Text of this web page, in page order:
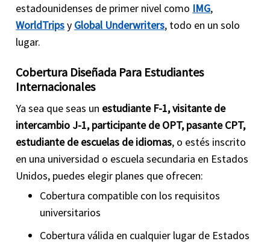
estadounidenses de primer nivel como IMG,
WorldTripsy Global Underwriters, todo en un solo
lugar.
Cobertura Diseñada Para Estudiantes
Internacionales
Ya sea que seas un estudiante F-1, visitante de
intercambio J-1, participante de OPT, pasante CPT,
estudiante de escuelas de idiomas, o estés inscrito
en una universidad o escuela secundaria en Estados
Unidos, puedes elegir planes que ofrecen:
Cobertura compatible con los requisitos
universitarios
Cobertura válida en cualquier lugar de Estados